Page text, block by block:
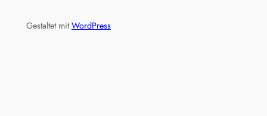
Gestaltet mitWordPress